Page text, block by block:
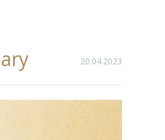
20.04.2023